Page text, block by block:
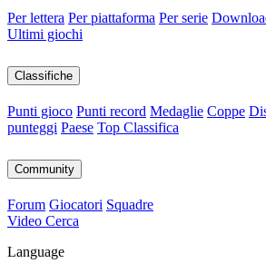
Per lettera Per piattaforma Per serie
Ultimi giochi
Classifiche
Punti gioco Punti record Medaglie Coppe
punteggi Paese Top Classifica
Community
Forum Giocatori Squadre
Video Cerca
Language